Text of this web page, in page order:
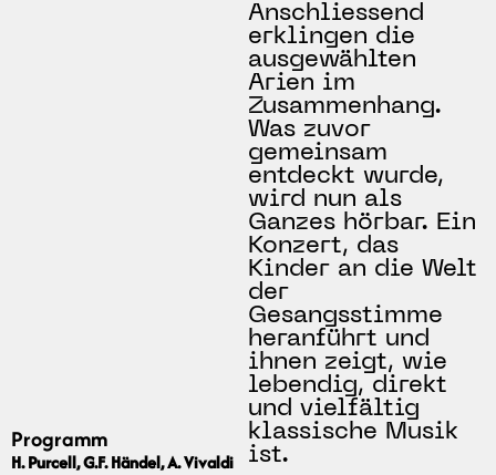
Programm
H. Purcell, G.F. Händel, A. Vivaldi
Anschliessend
erklingen die
ausgewählten
Arien im
Zusammenhang.
Was zuvor
gemeinsam
entdeckt wurde,
wird nun als
Ganzes hörbar. Ein
Konzert, das
Kinder an die Welt
der
Gesangsstimme
heranführt und
ihnen zeigt, wie
lebendig, direkt
und vielfältig
klassische Musik
ist.